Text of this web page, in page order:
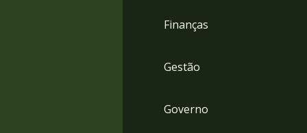
Finanças
Gestão
Governo